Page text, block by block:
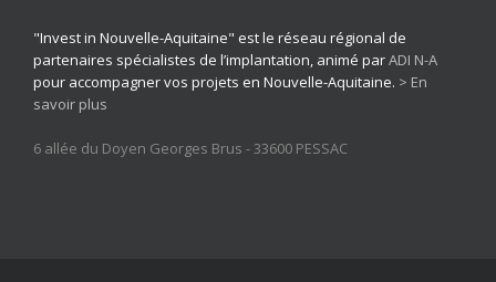
"Invest in Nouvelle-Aquitaine" est le réseau régional de
partenaires spécialistes de l’implantation, animé parADI N-A
pour accompagner vos projets en Nouvelle-Aquitaine. > En
savoir plus
6 allée du Doyen Georges Brus - 33600 PESSAC